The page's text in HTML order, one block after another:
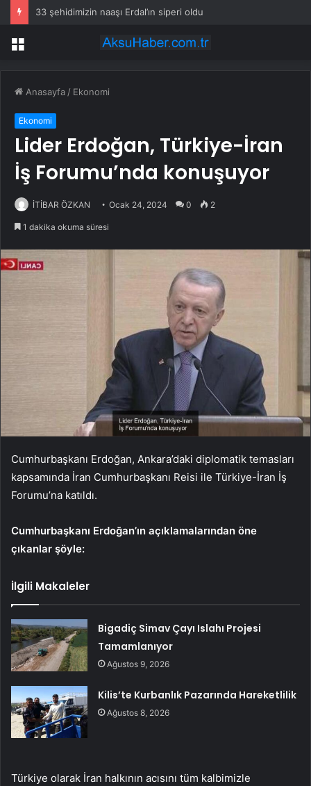
33 şehidimizin naaşı Erdal’ın siperi oldu
Menü
Anasayfa / Ekonomi
Ekonomi
Lider Erdoğan, Türkiye-İran
İş Forumu’nda konuşuyor
İTİBAR ÖZKAN Ocak 24, 2024 0 2
1 dakika okuma süresi
Cumhurbaşkanı Erdoğan, Ankara’daki diplomatik temasları
kapsamında İran Cumhurbaşkanı Reisi ile Türkiye-İran İş
Forumu’na katıldı.
Cumhurbaşkanı Erdoğan’ın açıklamalarından öne
çıkanlar şöyle:
İlgili Makaleler
Bigadiç Simav Çayı Islahı Projesi
Tamamlanıyor
Ağustos 9, 2026
Kilis’te Kurbanlık Pazarında Hareketlilik
Ağustos 8, 2026
Türkiye olarak İran halkının acısını tüm kalbimizle